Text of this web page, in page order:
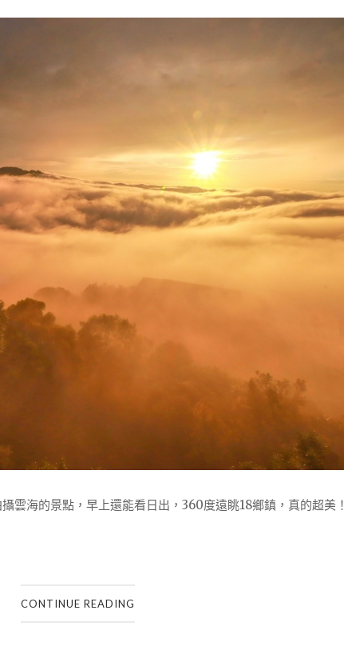
雲海的景點，早上還能看日出，360度遠眺18鄉鎮，真的超美！
CONTINUE READING